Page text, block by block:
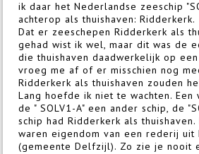
ik daar het Nederlandse zeeschip
achterop als thuishaven: Ridderkerk.
Dat er zeeschepen Ridderkerk als
gehad wist ik wel, maar dit was de
die thuishaven daadwerkelijk op
vroeg me af of er misschien nog
Ridderkerk als thuishaven zouden
Lang hoefde ik niet te wachten.
de " SOLV1-A" een ander schip, de
schip had Ridderkerk als
waren eigendom van een rederij uit
(gemeente Delfzijl). Zo zie je nooit